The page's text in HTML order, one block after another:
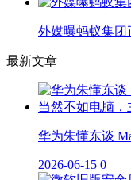
外媒曝蚂蚁集
最新文章
华为朱懂东谈
2026-06-15 0